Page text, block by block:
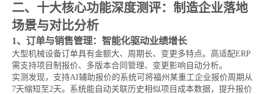
二、十大核心功能深度测评：制造企业落地
场景与对比分析
1、订单与销售管理：智能化驱动业绩增长
大型机械设备订单具有金额大、周期长、变更多特点。高适配ERP
需支持项目制报价、多版本合同管理、变更影响自动分析。
实测发现，支持AI辅助报价的系统可将福州某重工企业报价周期从
7天缩短至2天。系统能自动关联历史相似项目成本数据，提升报价